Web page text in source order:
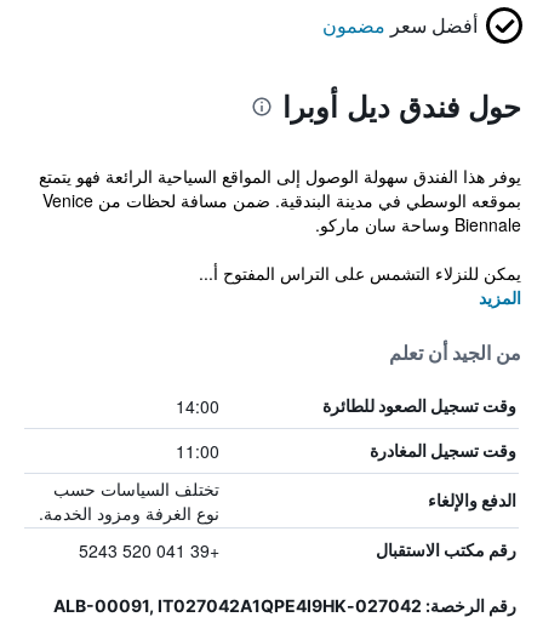
أفضل سعر مضمون
حول فندق ديل أوبرا
يوفر هذا الفندق سهولة الوصول إلى المواقع السياحية الرائعة فهو يتمتع
بموقعه الوسطي في مدينة البندقية. ضمن مسافة لحظات من Venice
Biennale وساحة سان ماركو.
يمكن للنزلاء التشمس على التراس المفتوح أ...
المزيد
من الجيد أن تعلم
وقت تسجيل الصعود للطائرة 14:00
وقت تسجيل المغادرة 11:00
الدفع والإلغاء
تختلف السياسات حسب
نوع الغرفة ومزود الخدمة.
رقم مكتب الاستقبال +39 041 520 5243
رقم الرخصة: 027042-ALB-00091, IT027042A1QPE4I9HK